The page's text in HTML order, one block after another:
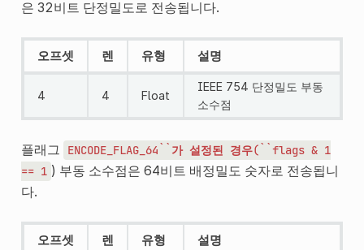
은 32비트 단정밀도로 전송됩니다.
오프셋 렌 유형 설명
4 4 Float
IEEE 754 단정밀도 부동
소수점
플래그 ENCODE_FLAG_64``가 설정된 경우(``flags & 1
== 1 ) 부동 소수점은 64비트 배정밀도 숫자로 전송됩니
다.
오프셋 렌 유형 설명